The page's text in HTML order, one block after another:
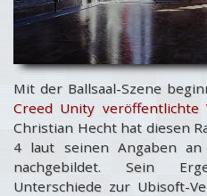
Mit der Ballsaal-Szene
Creed Unity veröffentlichte
Christian Hecht hat diesen
4 laut seinen Angaben an
nachgebildet. Sein
Unterschiede zur Ubisoft-